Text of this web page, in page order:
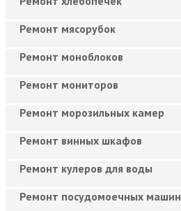
Ремонт мясорубок
Ремонт моноблоков
Ремонт мониторов
Ремонт морозильных камер
Ремонт винных шкафов
Ремонт кулеров для воды
Ремонт посудомоечных машин